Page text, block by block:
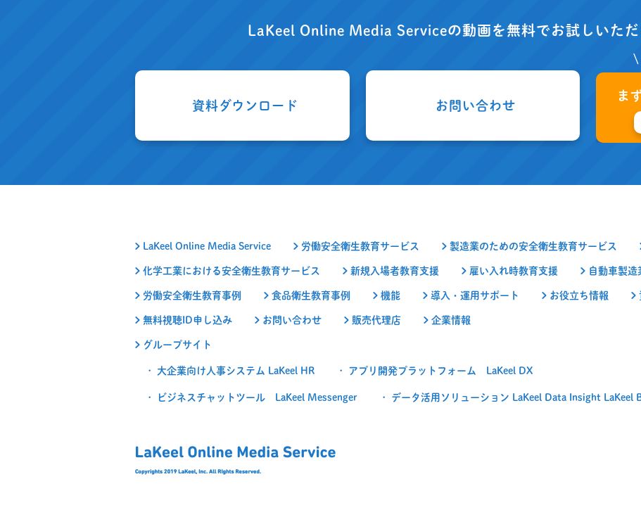
LaKeel Online Media Serviceの動画を無料でお試しいただ
資料ダウンロード お問い合わせ
\
ま
LaKeel Online Media Service 労働安全衛生教育サービス 製造業のための安全衛生教育サービス
化学工業における安全衛生教育サービス 新規入場者教育支援 雇い入れ時教育支援 自動車製造
労働安全衛生教育事例 食品衛生教育事例 機能 導入・運用サポート お役立ち情報
無料視聴ID申し込み お問い合わせ 販売代理店 企業情報
グループサイト
大企業向け人事システム LaKeel HR アプリ開発プラットフォーム LaKeel DX
ビジネスチャットツール LaKeel Messenger データ活用ソリューション LaKeel Data Insight LaKeel